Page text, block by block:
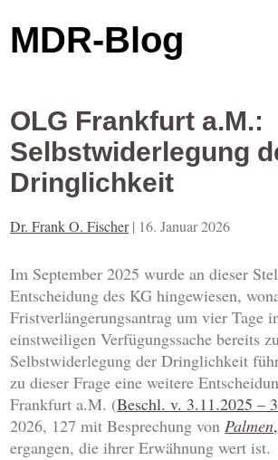
MDR-Blog
OLG Frankfurt a.M.:
Selbstwiderlegung
Dringlichkeit
Dr. Frank O. Fischer | 16. Januar 2026
Im September 2025 wurde an dieser
Entscheidung des KG hingewiesen,
Fristverlängerungsantrag um vier Tage
einstweiligen Verfügungssache bereits
Selbstwiderlegung der Dringlichkeit
zu dieser Frage eine weitere
Frankfurt a.M. (Beschl. v. 3.11.2025 –
2026, 127 mit Besprechung vonPalmen
ergangen, die ihrer Erwähnung wert ist.